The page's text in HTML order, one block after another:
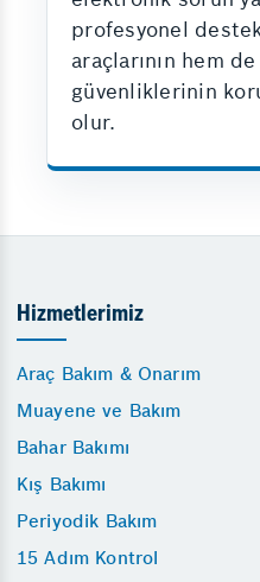
profesyonel
araçlarının hem
güvenliklerinin
olur.
Hizmetlerimiz
Araç Bakım & Onarım
Muayene ve Bakım
Bahar Bakımı
Kış Bakımı
Periyodik Bakım
15 Adım Kontrol